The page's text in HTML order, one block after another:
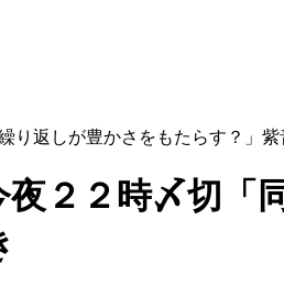
返しが豊かさをもたらす？」紫
２２時〆切「